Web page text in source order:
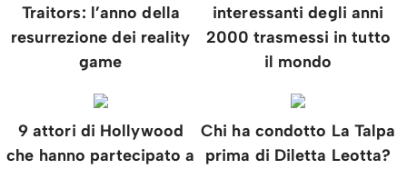
Traitors: l’anno della
resurrezione dei reality
game
interessanti degli anni
2000 trasmessi in tutto
il mondo
9 attori di Hollywood
che hanno partecipato a
Chi ha condotto La Talpa
prima di Diletta Leotta?